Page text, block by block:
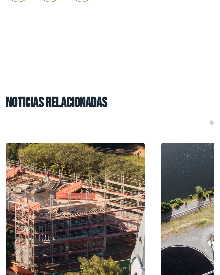
NOTICIAS RELACIONADAS